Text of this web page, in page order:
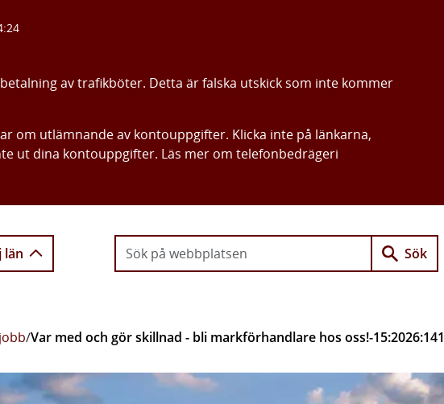
av trafikböter. Detta är falska utskick som inte kommer
om utlämnande av kontouppgifter. Klicka inte på länkarna,
ut dina kontouppgifter. Läs mer om telefonbedrägeri
län Sök
/Var med och gör skillnad - bli markförhandlare hos oss!-15:2026:141